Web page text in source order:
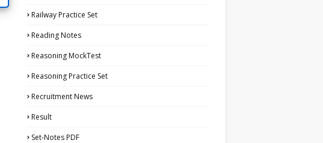
Railway Practice Set
Reading Notes
Reasoning MockTest
Reasoning Practice Set
Recruitment News
Result
Set-Notes PDF